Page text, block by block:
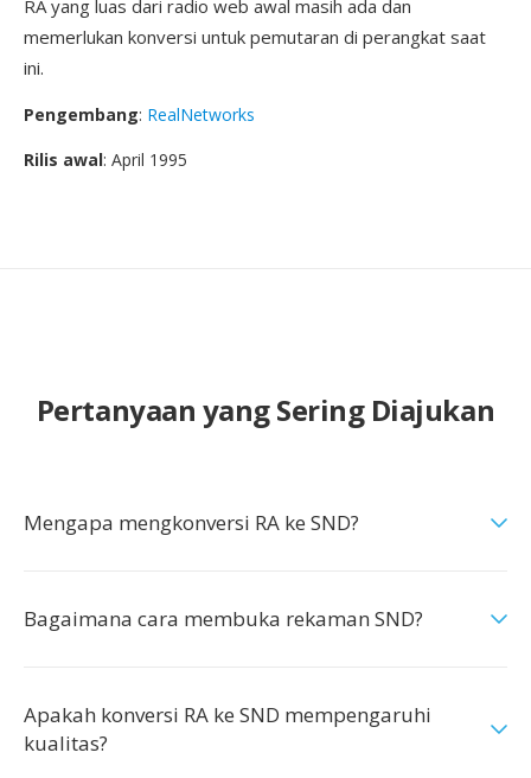
RA yang luas dari radio web awal masih ada dan
memerlukan konversi untuk pemutaran di perangkat saat
ini.
Pengembang: RealNetworks
Rilis awal: April 1995
Pertanyaan yang Sering Diajukan
Mengapa mengkonversi RA ke SND?
Bagaimana cara membuka rekaman SND?
Apakah konversi RA ke SND mempengaruhi
kualitas?